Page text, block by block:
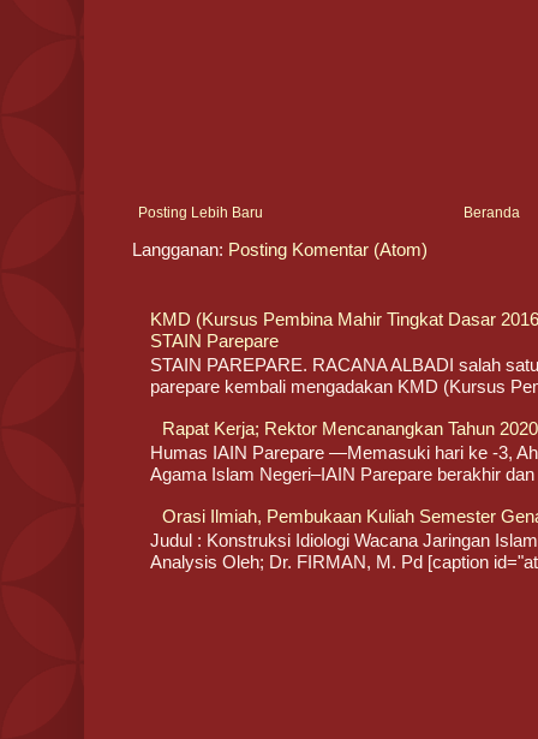
Posting Lebih Baru Beranda
Langganan: Posting Komentar (Atom)
KMD (Kursus Pembina Mahir Tingkat Dasar
STAIN Parepare
STAIN PAREPARE. RACANA ALBADI salah
parepare kembali mengadakan KMD (Kursus
Rapat Kerja; Rektor Mencanangkan Tahun
Humas IAIN Parepare —Memasuki hari ke -3,
Agama Islam Negeri–IAIN Parepare berakhir
Orasi Ilmiah, Pembukaan Kuliah Semester
Judul : Konstruksi Idiologi Wacana Jaringan
Analysis Oleh; Dr. FIRMAN, M. Pd [caption